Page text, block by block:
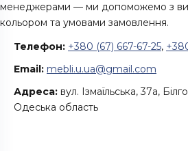
менеджерами — ми допоможемо з
кольором та умовами замовлення.
Телефон: +380 (67) 667-67-25,
Email: mebli.u.ua@gmail.com
Адреса: вул. Ізмаїльська, 37а,
Одеська область